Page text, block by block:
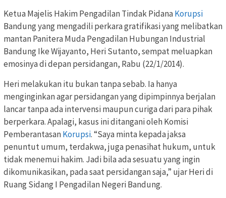
Ketua Majelis Hakim Pengadilan Tindak PidanaKorupsi
Bandung yang mengadili perkara gratifikasi yang melibatkan
mantan Panitera Muda Pengadilan Hubungan Industrial
Bandung Ike Wijayanto, Heri Sutanto, sempat meluapkan
emosinya di depan persidangan, Rabu (22/1/2014).
Heri melakukan itu bukan tanpa sebab. Ia hanya
menginginkan agar persidangan yang dipimpinnya berjalan
lancar tanpa ada intervensi maupun curiga dari para pihak
berperkara. Apalagi, kasus ini ditangani oleh Komisi
PemberantasanKorupsi. “Saya minta kepada jaksa
penuntut umum, terdakwa, juga penasihat hukum, untuk
tidak menemui hakim. Jadi bila ada sesuatu yang ingin
dikomunikasikan, pada saat persidangan saja,” ujar Heri di
Ruang Sidang I Pengadilan Negeri Bandung.